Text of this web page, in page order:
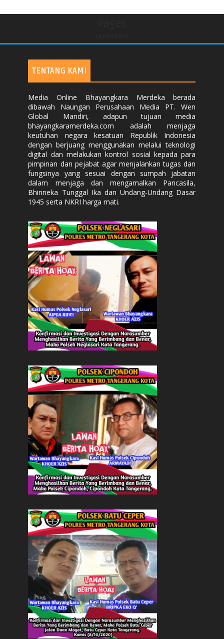
TENTANG KAMI
Media Online Bhayangkara Merdeka berada
dibawah Naungan Perusahaan Media PT. Wen
Global Mandiri, adapun tujuan media
bhayangkaramerdeka.com adalah menjaga
keutuhan negara kesatuan Republik Indonesia
dengan berjuang menggunakan melalui teknologi
digital dan melakukan kontrol sosial kepada para
pimpinan dan pejabat agar menjalankan tugas dan
fungsinya yang sesuai dengan sumpah jabatan
dalam menjaga dan mengamalkan Pancasila,
Bhinneka Tunggal Ika dan Undang-Undang Dasar
1945 serta NKRI harga mati.